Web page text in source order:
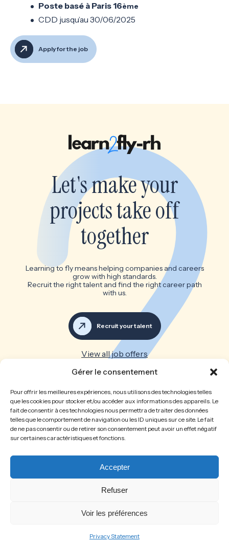
Gérer le consentement
Pour offrir les meilleures expériences, nous utilisons des technologies telles
que les cookies pour stocker et/ou accéder aux informations des appareils. Le
fait de consentir à ces technologies nous permettra de traiter des données
telles que le comportement de navigation ou les ID uniques sur ce site. Le fait
de ne pas consentir ou de retirer son consentement peut avoir un effet négatif
sur certaines caractéristiques et fonctions.
Accepter
Refuser
Voir les préférences
Privacy Statement
Poste basé à Paris 16ème
CDD jusqu’au 30/06/2025
Apply for the job
Let's make your
projects take off
together
Learning to fly means helping companies and careers
grow with high standards.
Recruit the right talent and find the right career path
with us.
Recruit your talent
View all job offers
companies
Home
The firm
Recruitment
Job opportunities
Privacy Policy
Cookies policy
©2026 learn2fly-rh all rights reserved.
CreanoPhotos :Mathieu Munoz